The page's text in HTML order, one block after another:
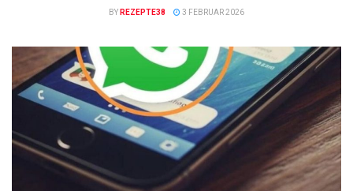
BY REZEPTE38 3 FEBRUAR 2026